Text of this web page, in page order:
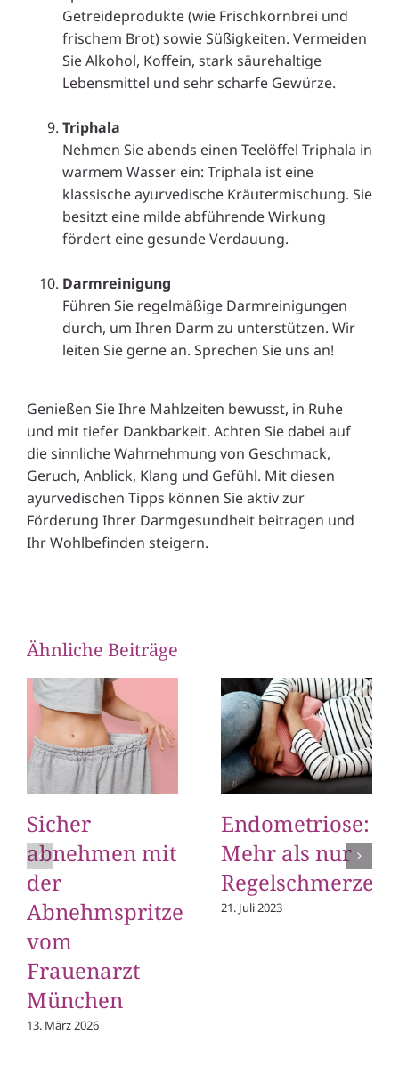
Getreideprodukte (wie Frischkornbrei und
frischem Brot) sowie Süßigkeiten. Vermeiden
Sie Alkohol, Koffein, stark säurehaltige
Lebensmittel und sehr scharfe Gewürze.
Triphala
Nehmen Sie abends einen Teelöffel Triphala in
warmem Wasser ein: Triphala ist eine
klassische ayurvedische Kräutermischung. Sie
besitzt eine milde abführende Wirkung
fördert eine gesunde Verdauung.
Darmreinigung
Führen Sie regelmäßige Darmreinigungen
durch, um Ihren Darm zu unterstützen. Wir
leiten Sie gerne an. Sprechen Sie uns an!
Genießen Sie Ihre Mahlzeiten bewusst, in Ruhe
und mit tiefer Dankbarkeit. Achten Sie dabei auf
die sinnliche Wahrnehmung von Geschmack,
Geruch, Anblick, Klang und Gefühl. Mit diesen
ayurvedischen Tipps können Sie aktiv zur
Förderung Ihrer Darmgesundheit beitragen und
Ihr Wohlbefinden steigern.
Ähnliche Beiträge
Sicher
abnehmen mit
der
Abnehmspritze
vom
Frauenarzt
München
13. März 2026
Endometriose:
Mehr als nur
Regelschmerzen
21. Juli 2023